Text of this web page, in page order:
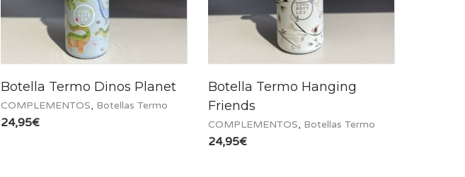
Botella Termo Dinos Planet
COMPLEMENTOS, Botellas Termo
24,95€
Botella Termo Hanging
Friends
COMPLEMENTOS, Botellas Termo
24,95€